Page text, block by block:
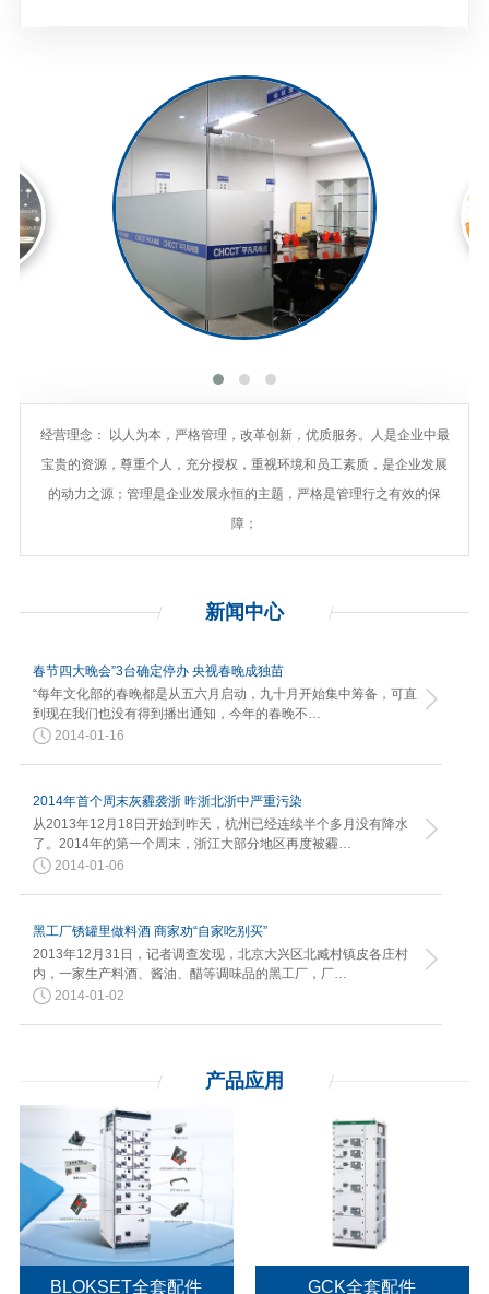
经营理念： 以人为本，严格管理，改革创新，优质服务。人是企业中最
宝贵的资源，尊重个人，充分授权，重视环境和员工素质，是企业发展
的动力之源；管理是企业发展永恒的主题，严格是管理行之有效的保
障；
新闻 中心
春节四大晚会”3台确定停办 央视春晚成独苗
“每年文化部的春晚都是从五六月启动，九十月开始集中筹备，可直
到现在我们也没有得到播出通知，今年的春晚不…
2014-01-16
2014年首个周末灰霾袭浙 昨浙北浙中严重污染
从2013年12月18日开始到昨天，杭州已经连续半个多月没有降水
了。2014年的第一个周末，浙江大部分地区再度被霾…
2014-01-06
黑工厂锈罐里做料酒 商家劝“自家吃别买”
2013年12月31日，记者调查发现，北京大兴区北臧村镇皮各庄村
内，一家生产料酒、酱油、醋等调味品的黑工厂，厂…
2014-01-02
产品应用
BLOKSET全套配件 GCK全套配件